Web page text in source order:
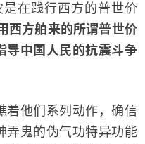
在践行西方的普世价
西方舶来的所谓普世价
导中国人民的抗震斗争
他们系列动作，确信
弄鬼的伪气功特异功能